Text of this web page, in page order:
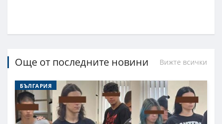
Още от последните новини Вижте всички
БЪЛГАРИЯ